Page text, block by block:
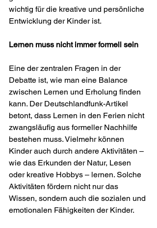
wichtig für die kreative und persönliche
Entwicklung der Kinder ist.
Lernen muss nicht immer formell sein
Eine der zentralen Fragen in der
Debatte ist, wie man eine Balance
zwischen Lernen und Erholung finden
kann. Der Deutschlandfunk-Artikel
betont, dass Lernen in den Ferien nicht
zwangsläufig aus formeller Nachhilfe
bestehen muss. Vielmehr können
Kinder auch durch andere Aktivitäten –
wie das Erkunden der Natur, Lesen
oder kreative Hobbys – lernen. Solche
Aktivitäten fördern nicht nur das
Wissen, sondern auch die sozialen und
emotionalen Fähigkeiten der Kinder.